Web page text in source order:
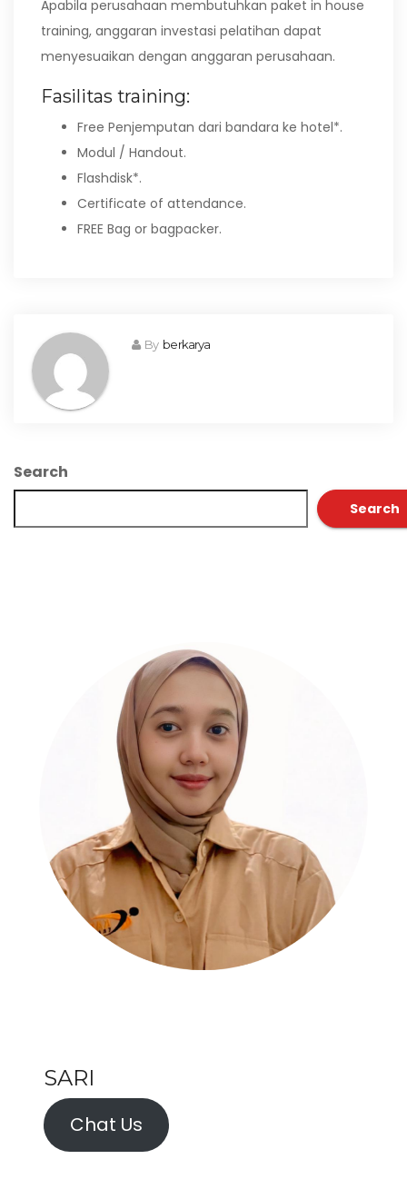
Apabila perusahaan membutuhkan paket in house
training, anggaran investasi pelatihan dapat
menyesuaikan dengan anggaran perusahaan.
Fasilitas training:
Free Penjemputan dari bandara ke hotel*.
Modul / Handout.
Flashdisk*.
Certificate of attendance.
FREE Bag or bagpacker.
By berkarya
Search
Search
SARI
Chat Us